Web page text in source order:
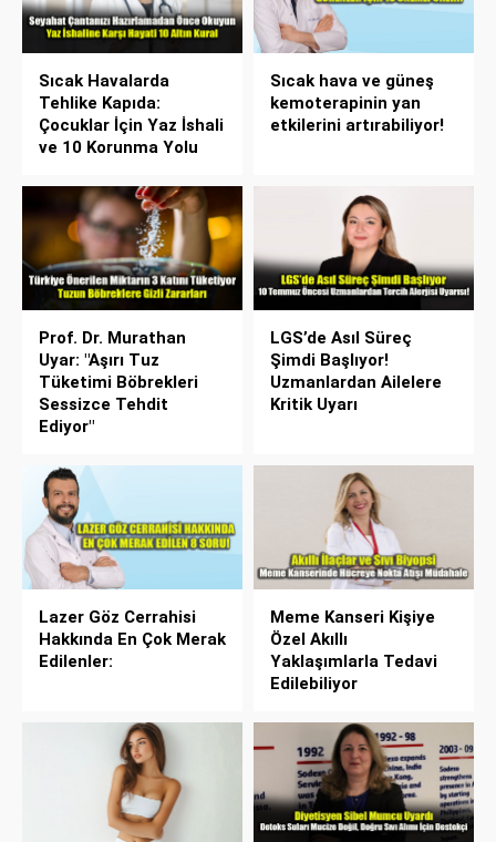
Sıcak Havalarda
Tehlike Kapıda:
Çocuklar İçin Yaz İshali
ve 10 Korunma Yolu
Sıcak hava ve güneş
kemoterapinin yan
etkilerini artırabiliyor!
Prof. Dr. Murathan
Uyar: "Aşırı Tuz
Tüketimi Böbrekleri
Sessizce Tehdit
Ediyor"
LGS’de Asıl Süreç
Şimdi Başlıyor!
Uzmanlardan Ailelere
Kritik Uyarı
Lazer Göz Cerrahisi
Hakkında En Çok Merak
Edilenler:
Meme Kanseri Kişiye
Özel Akıllı
Yaklaşımlarla Tedavi
Edilebiliyor